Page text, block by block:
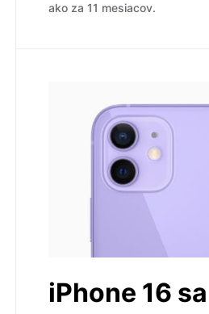
ako za 11 mesiacov.
iPhone 16